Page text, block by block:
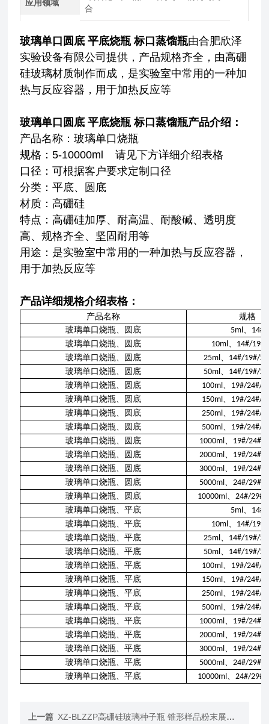
应用领域
合
玻璃单口圆底 平底烧瓶 标口蒸馏瓶由合肥欣泽
实验设备有限公司提供，产品规格齐全，由高硼
硅玻璃材质制作而成，是实验室中常用的一种加
热与反应容器，用于加热反应等
玻璃单口圆底 平底烧瓶 标口蒸馏瓶产品介绍：
产品名称：玻璃单口烧瓶
规格：5-10000ml 请见下方详细介绍表格
口径：可根据客户要求定制口径
分类：平底、圆底
材质：高硼硅
特点：高硼硅加厚、耐高温、耐酸碱、透明度
高、规格齐全、坚固耐用等
用途：是实验室中常用的一种加热与反应容器，
用于加热反应等
产品详细规格介绍表格：
产品名称
规格
玻璃单口烧瓶、圆底
5ml
14#
玻璃单口烧瓶、圆底
10ml 14#/19#
玻璃单口烧瓶、圆底
25ml
14#/19#/
玻璃单口烧瓶、圆底
50ml
14#/19#/
玻璃单口烧瓶、圆底
100ml、 19#/24#/
玻璃单口烧瓶、圆底
150ml、 19#/24#/
玻璃单口烧瓶、圆底
250ml、 19#/24#/
玻璃单口烧瓶、圆底
500ml、 19#/24#/
玻璃单口烧瓶、圆底
1000ml
19#/24#/
玻璃单口烧瓶、圆底
2000ml
19#/24#/
玻璃单口烧瓶、圆底
3000ml
19#/24#/
玻璃单口烧瓶、圆底
5000ml
24#/29#/
玻璃单口烧瓶、圆底
10000ml、 24#/29#/
玻璃单口烧瓶、平底
5ml
14#
玻璃单口烧瓶、平底
10ml 14#/19#
玻璃单口烧瓶、平底
25ml
14#/19#/
玻璃单口烧瓶、平底
50ml
14#/19#/
玻璃单口烧瓶、平底
100ml、 19#/24#/
玻璃单口烧瓶、平底
150ml、 19#/24#/
玻璃单口烧瓶、平底
250ml、 19#/24#/
玻璃单口烧瓶、平底
500ml、 19#/24#/
玻璃单口烧瓶、平底
1000ml
19#/24#/
玻璃单口烧瓶、平底
2000ml
19#/24#/
玻璃单口烧瓶、平底
3000ml
19#/24#/
玻璃单口烧瓶、平底
5000ml
24#/29#/
玻璃单口烧瓶、平底
10000ml、 24#/29#/
上一篇 XZ-BLZZP高硼硅玻璃种子瓶 锥形样品粉末展示瓶